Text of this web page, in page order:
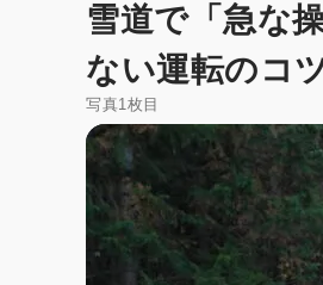
雪道で「急な
ない運転のコ
写真1枚目